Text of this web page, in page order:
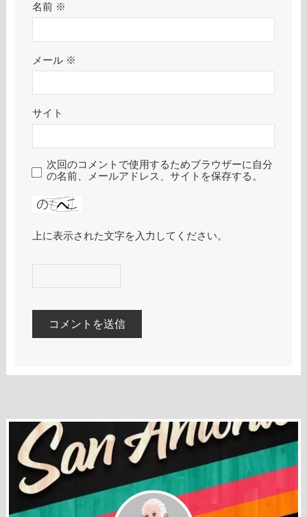
名前 ※
メール ※
サイト
次回のコメントで使用するためブラウザーに自分
の名前、メールアドレス、サイトを保存する。
上に表示された文字を入力してください。